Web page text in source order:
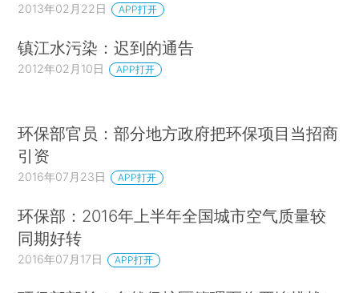
2013年02月22日 APP打开
镇江水污染：迟到的通告
2012年02月10日 APP打开
环保部官员：部分地方政府把环保项目当招商
引资
2016年07月23日 APP打开
环保部：2016年上半年全国城市空气质量较
同期好转
2016年07月17日 APP打开